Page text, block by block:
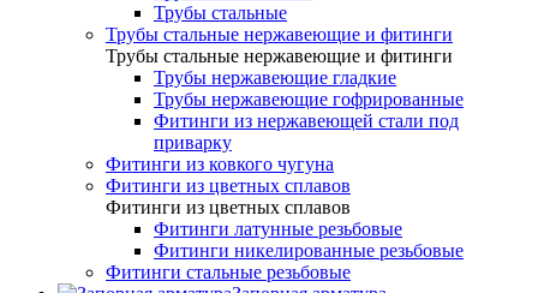
Трубы стальные
Трубы стальные нержавеющие и фитинги
Трубы стальные нержавеющие и фитинги
Трубы нержавеющие гладкие
Трубы нержавеющие гофрированные
Фитинги из нержавеющей стали под
приварку
Фитинги из ковкого чугуна
Фитинги из цветных сплавов
Фитинги из цветных сплавов
Фитинги латунные резьбовые
Фитинги никелированные резьбовые
Фитинги стальные резьбовые